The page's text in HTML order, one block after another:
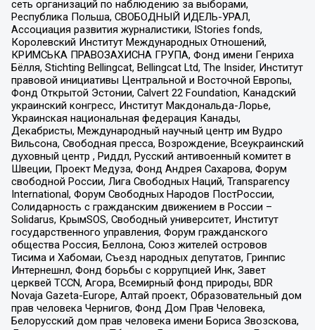
сеть организаций по наблюдению за выборами,
Республика Польша, СВОБОДНЫЙ ИДЕЛЬ-УРАЛ,
Ассоциация развития журналистики, IStories fonds,
Королевский Институт Международных Отношений,
КРИМСЬКА ПРАВОЗАХИСНА ГРУПА, Фонд имени Генриха
Бёлля, Stichting Bellingcat, Bellingcat Ltd, The Insider, Институт
правовой инициативы Центральной и Восточной Европы,
Фонд Открытой Эстонии, Calvert 22 Foundation, Канадский
украинский конгресс, Институт Макдональда-Лорье,
Украинская национальная федерация Канады,
Декабристы, Международный научный центр им Вудро
Вильсона, Свободная пресса, Возрождение, Всеукраинский
духовный центр , Риддл, Русский антивоенный комитет в
Швеции, Проект Медуза, Фонд Андрея Сахарова, Форум
свободной России, Лига Свободных Наций, Transparеncy
International, Форум Свободных Народов ПостРоссии,
Солидарность с гражданским движением в России –
Solidarus, КрымSOS, Свободный университет, Институт
государственного управления, Форум гражданского
общества Россия, Беллона, Союз жителей островов
Тисима и Хабомаи, Съезд народных депутатов, Гринпис
Интернешнл, Фонд борьбы с коррупцией Инк, Завет
церквей TCCN, Агора, Всемирный фонд природы, BDR
Novaja Gazeta-Europe, Алтай проект, Образовательный дом
прав человека Чернигов, Фонд Дом Прав Человека,
Белорусский дом прав человека имени Бориса Звозскова,